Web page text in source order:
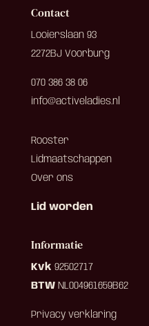
Contact
Looierslaan 93
2272BJ Voorburg
070 386 38 06
info@activeladies.nl
Rooster
Lidmaatschappen
Over ons
Lid worden
Informatie
Kvk 92502717
BTWNL004961659B62
Privacy verklaring